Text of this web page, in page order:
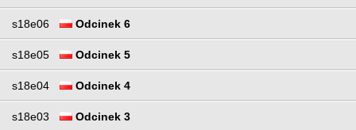
s18e06 Odcinek 6
s18e05 Odcinek 5
s18e04 Odcinek 4
s18e03 Odcinek 3